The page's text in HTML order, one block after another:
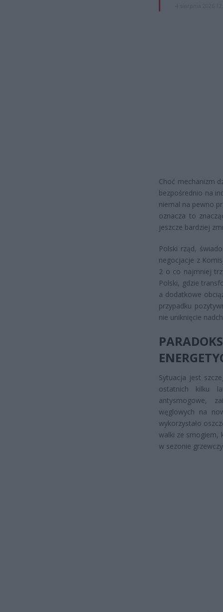
Choć mechanizm
bezpośrednio na
niemal na pewno
oznacza to
jeszcze bardziej
Polski rząd,
negocjacje z
2 o co najmniej
Polski, gdzie
a dodatkowe
przypadku
nie uniknięcie
Sytuacja jest
ostatnich kilku
antysmogowe,
węglowych na
wykorzystało
walki ze smogiem,
w sezonie